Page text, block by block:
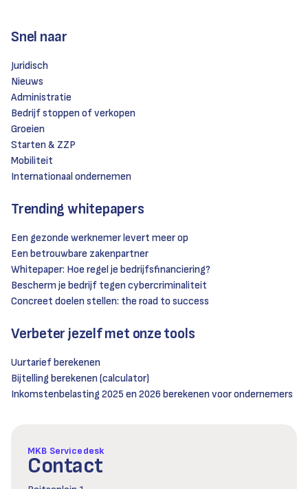
Snel naar
Juridisch
Nieuws
Administratie
Bedrijf stoppen of verkopen
Groeien
Starten & ZZP
Mobiliteit
Internationaal ondernemen
Trending whitepapers
Een gezonde werknemer levert meer op
Een betrouwbare zakenpartner
Whitepaper: Hoe regel je bedrijfsfinanciering?
Bescherm je bedrijf tegen cybercriminaliteit
Concreet doelen stellen: the road to success
Verbeter jezelf met onze tools
Uurtarief berekenen
Bijtelling berekenen (calculator)
Inkomstenbelasting 2025 en 2026 berekenen voor ondernemers
MKB Servicedesk
Contact